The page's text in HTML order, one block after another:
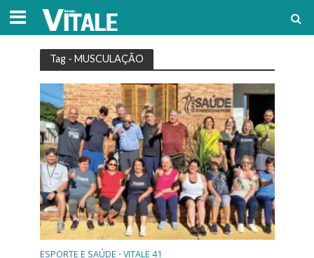
Tag - MUSCULAÇÃO
ESPORTE E SAÚDE • VITALE 41